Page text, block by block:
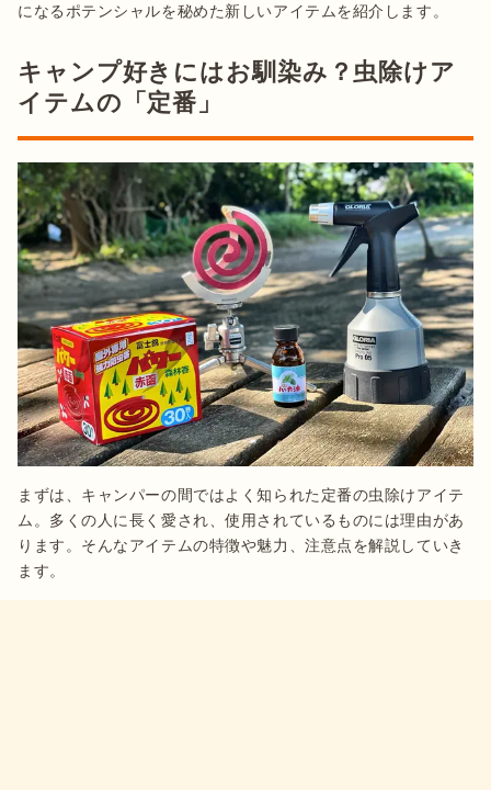
になるポテンシャルを秘めた新しいアイテムを紹介します。
キャンプ好きにはお馴染み？虫除けア
イテムの「定番」
まずは、キャンパーの間ではよく知られた定番の虫除けアイテ
ム。多くの人に長く愛され、使用されているものには理由があ
ります。そんなアイテムの特徴や魅力、注意点を解説していき
ます。